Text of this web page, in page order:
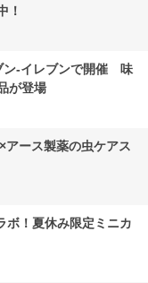
！
ン-イレブンで開催 味
が登場
アース製薬の虫ケアス
！夏休み限定ミニカ